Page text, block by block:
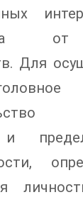
от
Для
и